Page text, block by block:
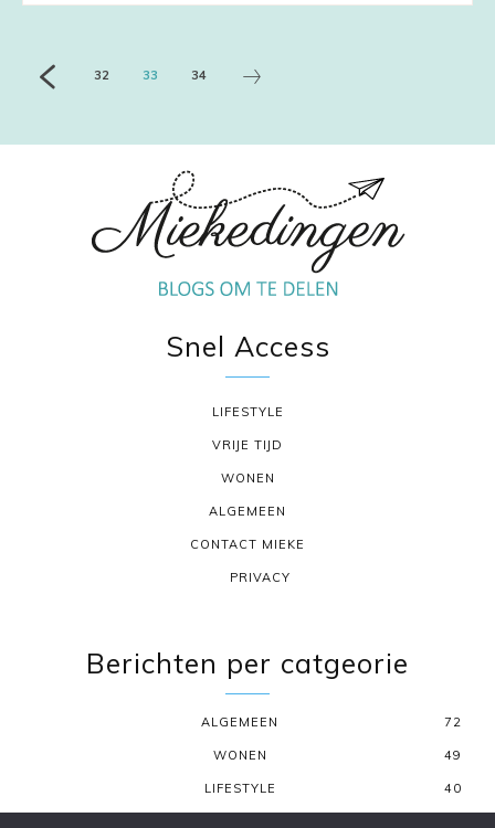
32 33 34
Snel Access
LIFESTYLE
VRIJE TIJD
WONEN
ALGEMEEN
CONTACT MIEKE
PRIVACY
Berichten per catgeorie
ALGEMEEN 72
WONEN 49
LIFESTYLE 40